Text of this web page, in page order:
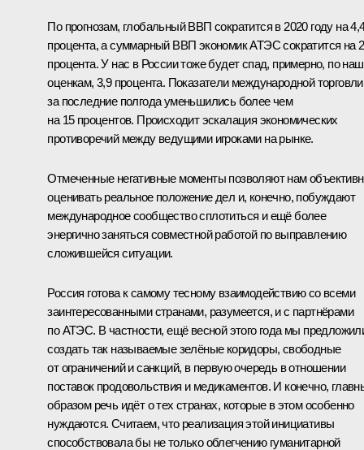
По прогнозам, глобальный ВВП сократится в 2020 году на
процента, а суммарный ВВП экономик АТЭС сократится на
процента. У нас в России тоже будет спад, примерно, по
оценкам, 3,9 процента. Показатели международной торговли
за последние полгода уменьшились более чем
на 15 процентов. Происходит эскалация экономических
противоречий между ведущими игроками на рынке.
Отмеченные негативные моменты позволяют нам
оценивать реальное положение дел и, конечно, побуждают
международное сообщество сплотиться и ещё более
энергично заняться совместной работой по выправлению
сложившейся ситуации.
Россия готова к самому тесному взаимодействию со всеми
заинтересованными странами, разумеется, и с партнёрами
по АТЭС. В частности, ещё весной этого года мы
создать так называемые зелёные коридоры, свободные
от ограничений и санкций, в первую очередь в отношении
поставок продовольствия и медикаментов. И конечно,
образом речь идёт о тех странах, которые в этом особенно
нуждаются. Считаем, что реализация этой инициативы
способствовала бы не только облегчению гуманитарной